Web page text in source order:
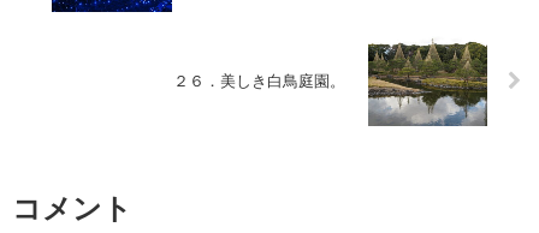
２６．美しき白鳥庭園。
コメント